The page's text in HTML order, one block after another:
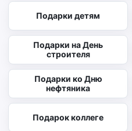
Подарки детям
Подарки на День
строителя
Подарки ко Дню
нефтяника
Подарок коллеге